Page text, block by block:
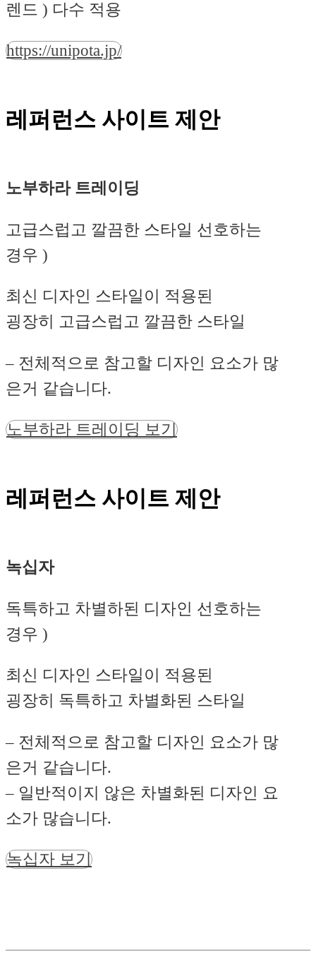
렌드 ) 다수 적용
https://unipota.jp/
레퍼런스 사이트 제안
노부하라 트레이딩
고급스럽고 깔끔한 스타일 선호하는
경우 )
최신 디자인 스타일이 적용된
굉장히 고급스럽고 깔끔한 스타일
– 전체적으로 참고할 디자인 요소가 많
은거 같습니다.
노부하라 트레이딩 보기
레퍼런스 사이트 제안
녹십자
독특하고 차별하된 디자인 선호하는
경우 )
최신 디자인 스타일이 적용된
굉장히 독특하고 차별화된 스타일
– 전체적으로 참고할 디자인 요소가 많
은거 같습니다.
– 일반적이지 않은 차별화된 디자인 요
소가 많습니다.
녹십자 보기